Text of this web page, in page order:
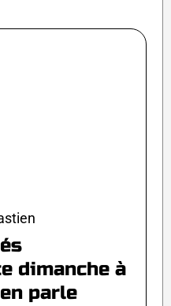
dimanche à
parle